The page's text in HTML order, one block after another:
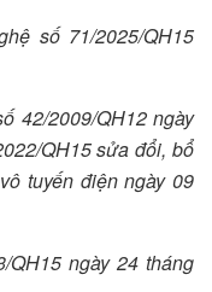
số 71/2025/QH15
42/2009/QH12 ngày
QH15 sửa đổi, bổ
tuyến điện ngày 09
QH15 ngày 24 tháng